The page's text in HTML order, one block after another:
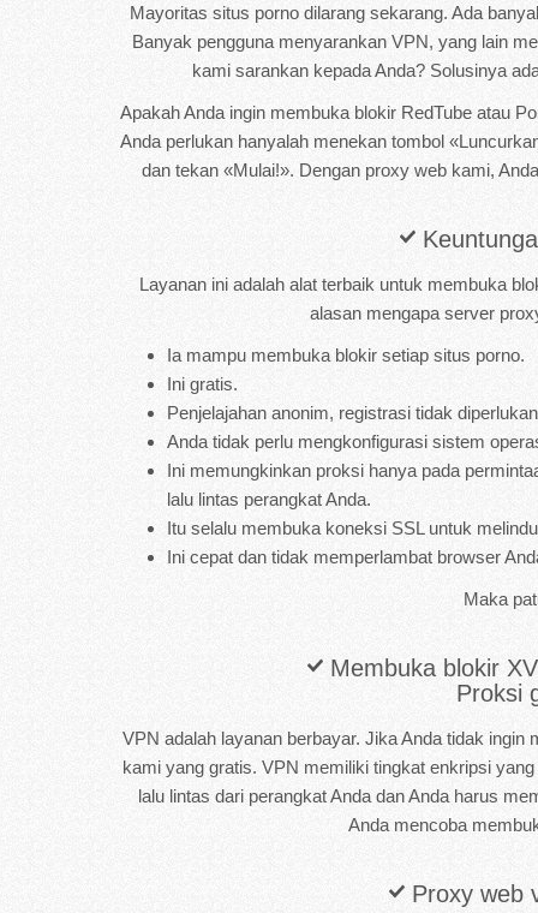
Mayoritas situs porno dilarang sekarang. Ada
Banyak pengguna menyarankan VPN, yang lain
kami sarankan kepada Anda? Solusinya
Apakah Anda ingin membuka blokir RedTube atau
Anda perlukan hanyalah menekan tombol
dan tekan «Mulai!». Dengan proxy web kami,
Layanan ini adalah alat terbaik untuk membuka
alasan mengapa server
Ia mampu membuka blokir setiap situs porno.
Ini gratis.
Penjelajahan anonim, registrasi tidak
Anda tidak perlu mengkonfigurasi sistem
Ini memungkinkan proksi hanya pada
lalu lintas perangkat Anda.
Itu selalu membuka koneksi SSL untuk
Ini cepat dan tidak memperlambat browser
Maka
Membuka blokir
Proksi
VPN adalah layanan berbayar. Jika Anda tidak
kami yang gratis. VPN memiliki tingkat enkripsi
lalu lintas dari perangkat Anda dan Anda harus
Anda mencoba
Proxy web